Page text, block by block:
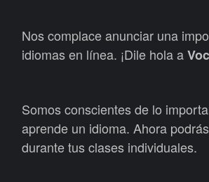
Nos complace anunciar una
idiomas en línea. ¡Dile hola a
Somos conscientes de lo
aprende un idioma. Ahora
durante tus clases individuales.